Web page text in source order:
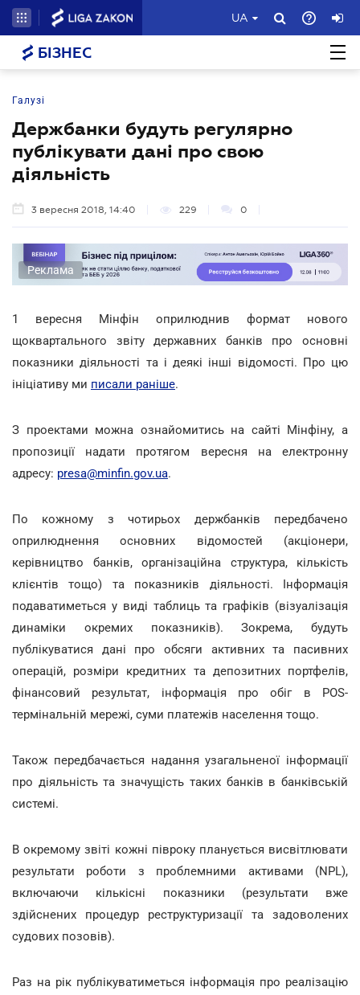
UA
БІЗНЕС
Галузі
Держбанки будуть регулярно
публікувати дані про свою
діяльність
3 вересня 2018, 14:40 229 0
Реклама
1 вересня Мінфін оприлюднив формат нового
щоквартального звіту державних банків про основні
показники діяльності та і деякі інші відомості. Про цю
ініціативу ми писали раніше.
З проектами можна ознайомитись на сайті Мінфіну, а
пропозиції надати протягом вересня на електронну
адресу: presa@minfin.gov.ua.
По кожному з чотирьох держбанків передбачено
оприлюднення основних відомостей (акціонери,
керівництво банків, організаційна структура, кількість
клієнтів тощо) та показників діяльності. Інформація
подаватиметься у виді таблиць та графіків (візуалізація
динаміки окремих показників). Зокрема, будуть
публікуватися дані про обсяги активних та пасивних
операцій, розміри кредитних та депозитних портфелів,
фінансовий результат, інформація про обіг в POS-
термінальній мережі, суми платежів населення тощо.
Також передбачається надання узагальненої інформації
про діяльність та значущість таких банків в банківській
системі.
В окремому звіті кожні півроку планується висвітлювати
результати роботи з проблемними активами (NPL),
включаючи кількісні показники (результати вже
здійснених процедур реструктуризації та задоволених
судових позовів).
Раз на рік публікуватиметься інформація про реалізацію